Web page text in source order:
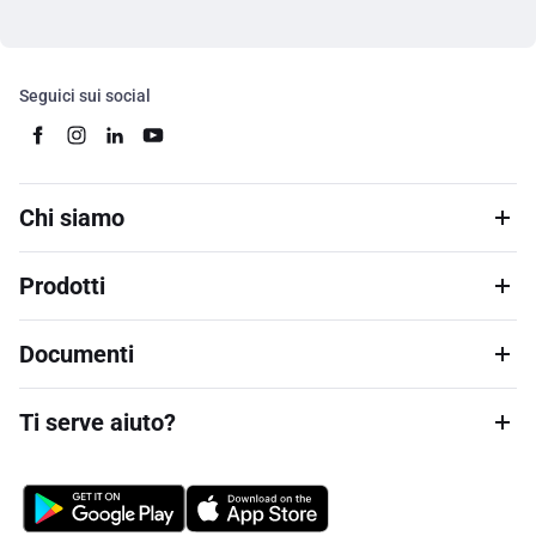
Seguici sui social
Chi siamo
Prodotti
Documenti
Ti serve aiuto?